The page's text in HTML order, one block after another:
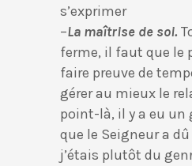
s’exprimer
–La maîtrise de soi.
ferme, il faut que le
faire preuve de
gérer au mieux le
point-là, il y a eu un
que le Seigneur a
j’étais plutôt du